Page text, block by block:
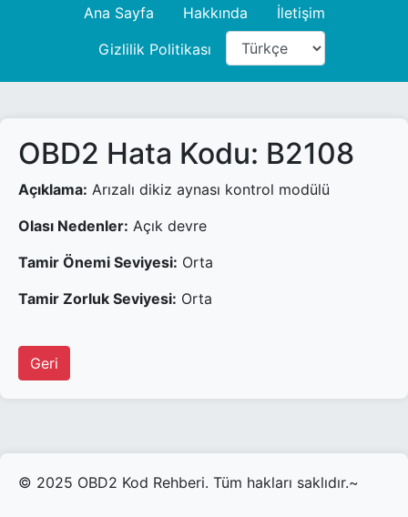
Ana Sayfa Hakkında
İletişim
Gizlilik Politikası
OBD2 Hata Kodu: B2108
Açıklama: Arızalı dikiz aynası kontrol modülü
Olası Nedenler: Açık devre
Tamir Önemi Seviyesi: Orta
Tamir Zorluk Seviyesi: Orta
Geri
© 2025 OBD2 Kod Rehberi. Tüm hakları saklıdır.~